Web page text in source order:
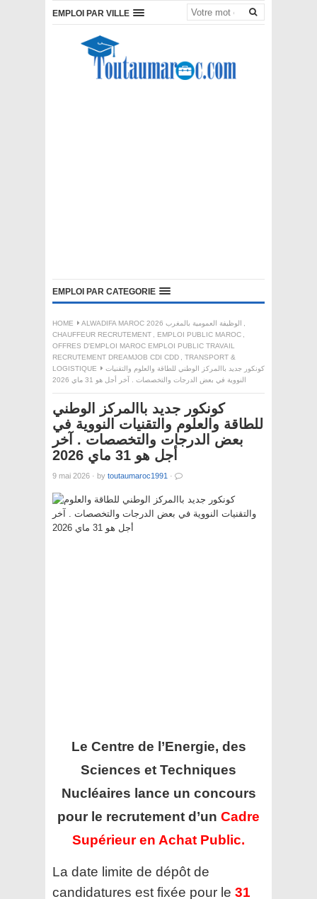
EMPLOI PAR VILLE
EMPLOI PAR CATEGORIE
HOME ALWADIFA MAROC 2026 الوظيفة العمومية بالمغرب
,
CHAUFFEUR RECRUTEMENT , EMPLOI PUBLIC MAROC ,
OFFRES D'EMPLOI MAROC EMPLOI PUBLIC TRAVAIL
RECRUTEMENT DREAMJOB CDI CDD , TRANSPORT &
LOGISTIQUE
كونكور جديد باالمركز الوطني للطاقة والعلوم والتقنيات
النووية في بعض الدرجات والتخصصات . آخر أجل هو 31 ماي 2026
كونكور جديد باالمركز الوطني
للطاقة والعلوم والتقنيات النووية في
بعض الدرجات والتخصصات . آخر
أجل هو 31 ماي 2026
9 mai 2026 · by toutaumaroc1991 ·
Le Centre de l’Energie, des
Sciences et Techniques
Nucléaires lance un concours
pour le recrutement d’un Cadre
Supérieur en Achat Public.
La date limite de dépôt de
candidatures est fixée pour le 31